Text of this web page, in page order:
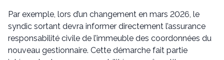
Par exemple, lors d’un changement en mars 2026, le
syndic sortant devra informer directement l’assurance
responsabilité civile de l’immeuble des coordonnées du
nouveau gestionnaire. Cette démarche fait partie